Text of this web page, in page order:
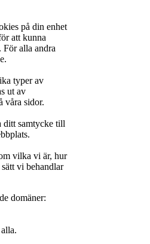
på din enhet
att kunna
För alla andra
typer av
ut av
våra sidor.
ditt samtycke till
vilka vi är, hur
vi behandlar
domäner: